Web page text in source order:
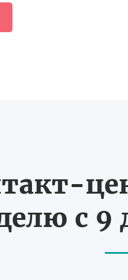
с 9